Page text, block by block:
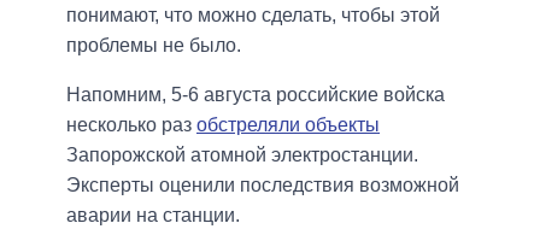
понимают, что можно сделать, чтобы этой
проблемы не было.
Напомним, 5-6 августа российские войска
несколько раз обстреляли объекты
Запорожской атомной электростанции.
Эксперты оценили последствия возможной
аварии на станции.